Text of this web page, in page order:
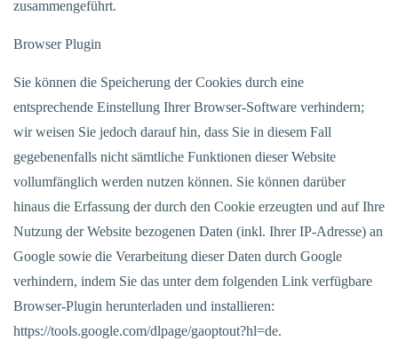
zusammengeführt.
Browser Plugin
Sie können die Speicherung der Cookies durch eine
entsprechende Einstellung Ihrer Browser-Software verhindern;
wir weisen Sie jedoch darauf hin, dass Sie in diesem Fall
gegebenenfalls nicht sämtliche Funktionen dieser Website
vollumfänglich werden nutzen können. Sie können darüber
hinaus die Erfassung der durch den Cookie erzeugten und auf Ihre
Nutzung der Website bezogenen Daten (inkl. Ihrer IP-Adresse) an
Google sowie die Verarbeitung dieser Daten durch Google
verhindern, indem Sie das unter dem folgenden Link verfügbare
Browser-Plugin herunterladen und installieren:
https://tools.google.com/dlpage/gaoptout?hl=de.